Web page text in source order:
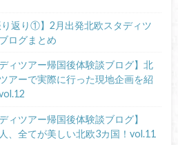
り返り①】2月出発北欧スタディツ
ログまとめ
ディツアー帰国後体験談ブログ】北
アーで実際に行った現地企画を紹
ィツアー帰国後体験談ブログ】
、全てが美しい北欧3カ国！vol.11